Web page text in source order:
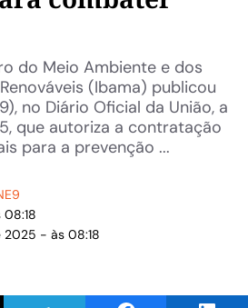
do Meio Ambiente e dos
(Ibama) publicou
no Diário Oficial da União, a
que autoriza a contratação
para a prevenção ...
2025 - às 08:18
ThreadsShare on TelegramShare on Facebook